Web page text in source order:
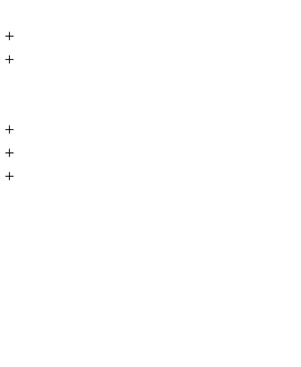
+
+
+
+
+